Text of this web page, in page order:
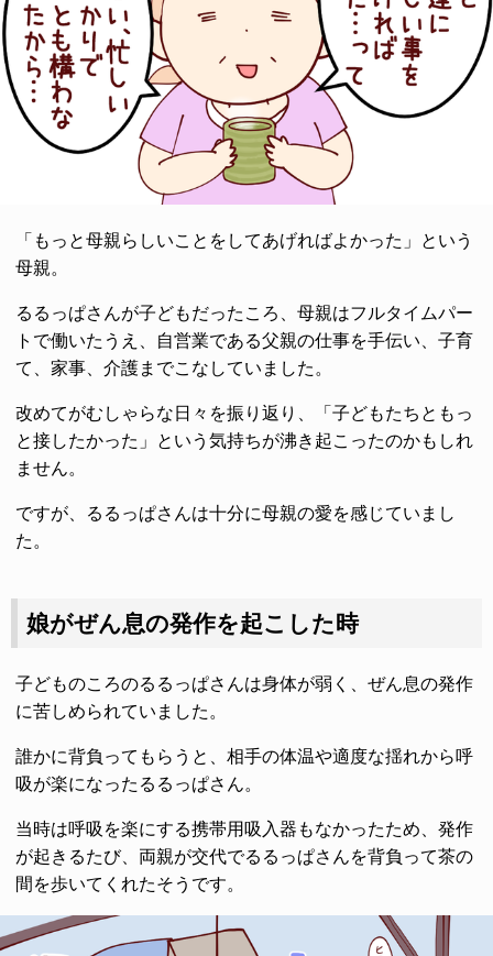
「もっと母親らしいことをしてあげればよかった」という
母親。
るるっぱさんが子どもだったころ、母親はフルタイムパー
トで働いたうえ、自営業である父親の仕事を手伝い、子育
て、家事、介護までこなしていました。
改めてがむしゃらな日々を振り返り、「子どもたちともっ
と接したかった」という気持ちが沸き起こったのかもしれ
ません。
ですが、るるっぱさんは十分に母親の愛を感じていまし
た。
娘がぜん息の発作を起こした時
子どものころのるるっぱさんは身体が弱く、ぜん息の発作
に苦しめられていました。
誰かに背負ってもらうと、相手の体温や適度な揺れから呼
吸が楽になったるるっぱさん。
当時は呼吸を楽にする携帯用吸入器もなかったため、発作
が起きるたび、両親が交代でるるっぱさんを背負って茶の
間を歩いてくれたそうです。